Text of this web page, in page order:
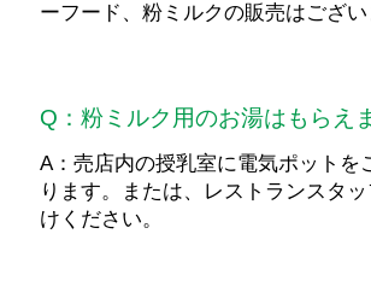
ーフード、粉ミルクの販売はござい
Q：粉ミルク用のお湯はもらえ
A：売店内の授乳室に電気ポットを
ります。または、レストランスタ
けください。